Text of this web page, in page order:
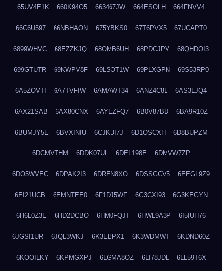
65UV4E1K 660K94O5 663467JW 664ESOLH 664FNVV4
66C6U597 66NBHAON 675YBKS0 67T6PVX5 67UCAPT0
6899WHVC 68EZZKJQ 68OMB6UH 68PDCJPV 68QHDOI3
699GTUTR 69KWPV8F 69LSOT1W 69PLXGPN 69S53RP0
6A5ZOVTI 6A7TVFIW 6AMAWT34 6ANZ4C8L 6AS3LJQ4
6AX21SAB 6AX80CNX 6AYEZFQ7 6B0V87BD 6BA9R10Z
6BUMJY5E 6BVXINIU 6CJKUI7J 6D1OSCXH 6D8BUPZM
6DCMVTHM 6DDK07UL 6DEL198E 6DMVW7ZP
6DO5WVEC 6DPAK2I3 6DREN8XO 6DSSGCV5 6EEGL9Z9
6EI21UCB 6EMNTEE0 6F1DJ5WF 6G3CXI93 6G3KEGYN
6H6L0Z3E 6HD2DCBO 6HM0FQJT 6HWL9A3P 6I5IUH76
6JGSI1UR 6JQL3WKJ 6K3EBPX1 6K3WDMWT 6KDND60Z
6KOOILKY 6KPMGXPJ 6LGMA8OZ 6LI78JDL 6LL59T6X